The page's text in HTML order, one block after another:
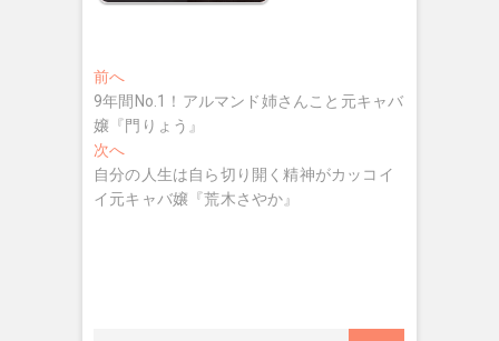
投
稿
ナ
ビ
前へ
去
の
稿:
9年間No.1！アルマンド姉さんこと元キャバ
嬢『門りょう』
次へ
の
投
自分の人生は自ら切り開く精神がカッコイ
イ元キャバ嬢『荒木さやか』